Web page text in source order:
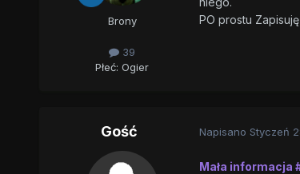
Brony
39
Płeć: Ogier
PO prostu
Gość Napisano Styczeń
Mała informacja